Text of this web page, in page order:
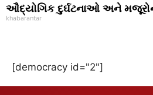
ઔદ્યોગિક દુર્ઘટનાઓ અને
khabarantar
[democracy id="2"]